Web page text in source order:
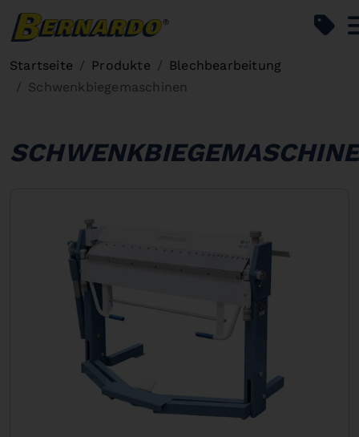
Startseite Produkte
Blechbearbeitung
Schwenkbiegemaschinen